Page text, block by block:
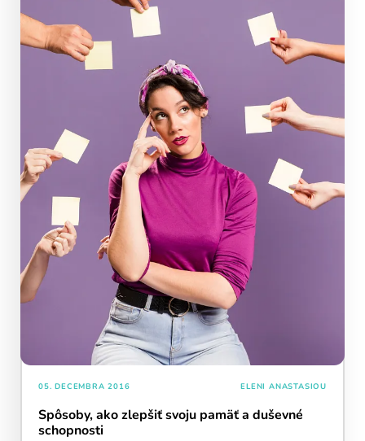
Pravidelný krátky tréningpodporuje
neuroplasticitu mozgu
, zlepšuje pozornosť,
pamäť aj mentálnu flexibilitu.
05. DECEMBRA 2016 ELENI ANASTASIOU
Spôsoby, ako zlepšiť svoju pamäť a duševné
schopnosti